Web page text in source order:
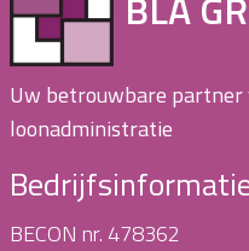
Uw betrouwbare partner
loonadministratie
BECON nr. 478362